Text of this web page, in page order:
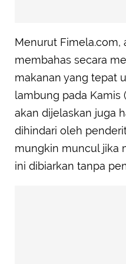
Menurut Fimela.com,
membahas secara
makanan yang tepat
lambung pada Kamis
akan dijelaskan juga
dihindari oleh
mungkin muncul jika
ini dibiarkan tanpa